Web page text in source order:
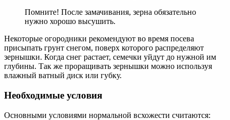
Помните! После замачивания, зерна обязательно
нужно хорошо высушить.
Некоторые огородники рекомендуют во время посева
присыпать грунт снегом, поверх которого распределяют
зернышки. Когда снег растает, семечки уйдут до нужной им
глубины. Так же проращивать зернышки можно используя
влажный ватный диск или губку.
Необходимые условия
Основными условиями нормальной всхожести считаются: